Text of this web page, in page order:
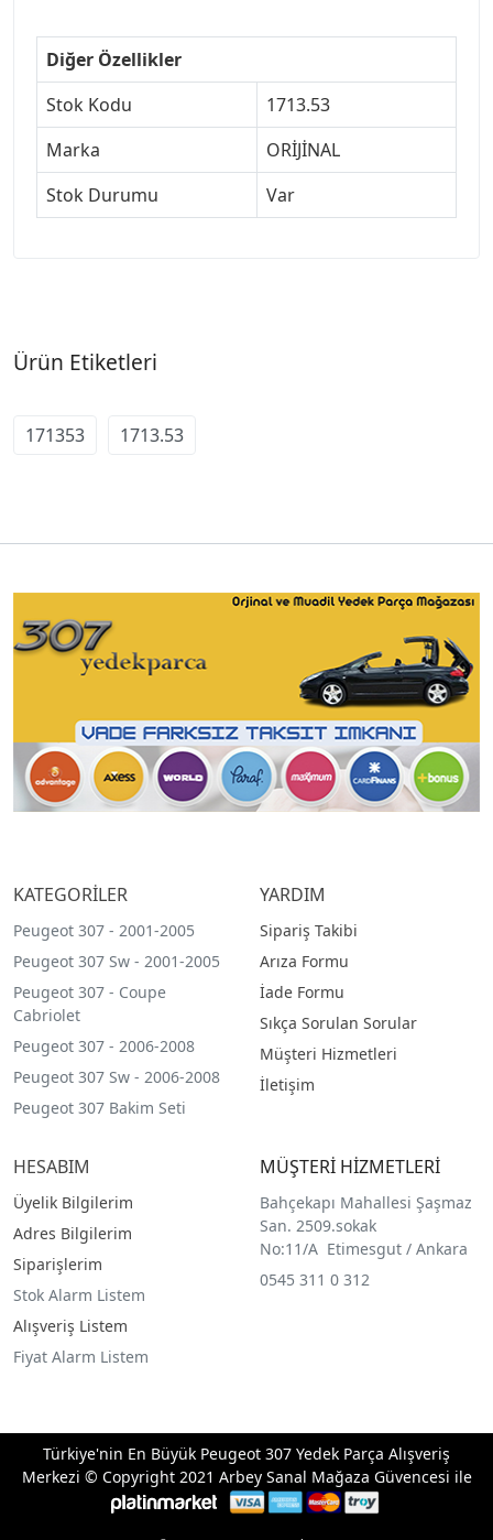
Diğer Özellikler
Stok Kodu
1713.53
Marka
ORİJİNAL
Stok Durumu
Var
Ürün Etiketleri
171353 1713.53
KATEGORİLER
Peugeot 307 - 2001-2005
Peugeot 307 Sw - 2001-2005
Peugeot 307 - Coupe
Cabriolet
Peugeot 307 - 2006-2008
Peugeot 307 Sw - 2006-2008
Peugeot 307 Bakim Seti
YARDIM
Sipariş Takibi
Arıza Formu
İade Formu
Sıkça Sorulan Sorular
Müşteri Hizmetleri
İletişim
HESABIM
Üyelik Bilgilerim
Adres Bilgilerim
Siparişlerim
Stok Alarm Listem
Alışveriş Listem
Fiyat Alarm Listem
MÜŞTERİ HİZMETLERİ
Bahçekapı Mahallesi Şaşmaz
San. 2509.sokak
No:11/A Etimesgut / Ankara
0545 311 0 312
Türkiye'nin En Büyük Peugeot 307 Yedek Parça Alışveriş
Merkezi © Copyright 2021 Arbey Sanal Mağaza Güvencesi ile